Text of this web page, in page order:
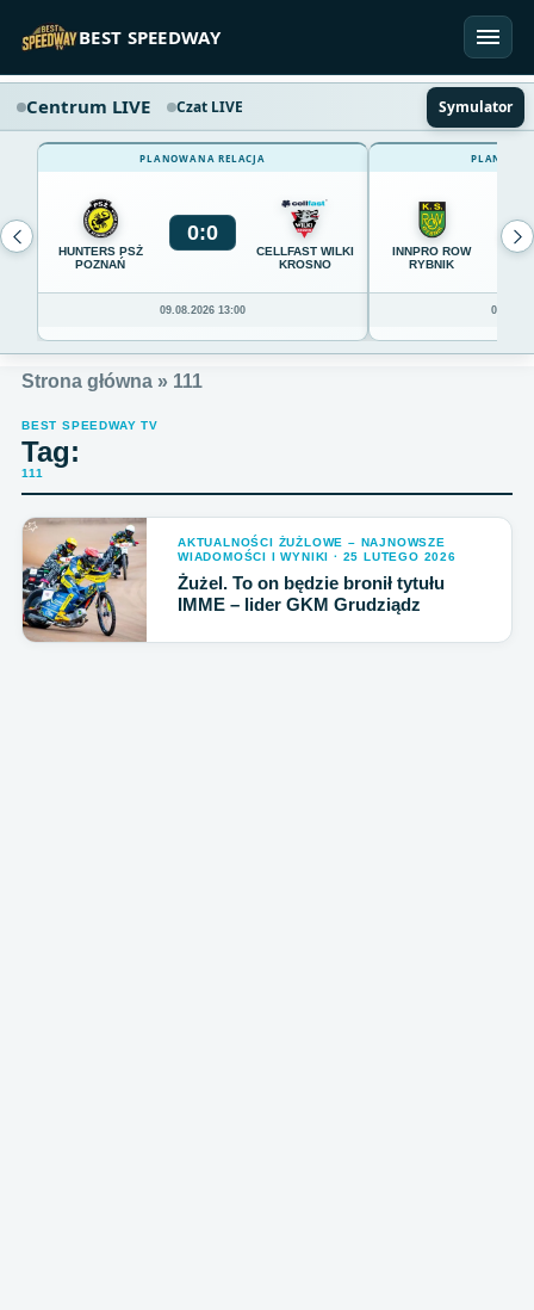
BEST SPEEDWAY
Centrum LIVE Czat LIVE Symulator
PLANOWANA RELACJA
HUNTERS PSŻ
POZNAŃ
0:0
CELLFAST WILKI
KROSNO
09.08.2026 13:00
INNPRO ROW
RYBNIK
0
Strona główna » 111
BEST SPEEDWAY TV
Tag:
111
AKTUALNOŚCI ŻUŻLOWE – NAJNOWSZE
WIADOMOŚCI I WYNIKI · 25 LUTEGO 2026
Żużel. To on będzie bronił tytułu
IMME – lider GKM Grudziądz